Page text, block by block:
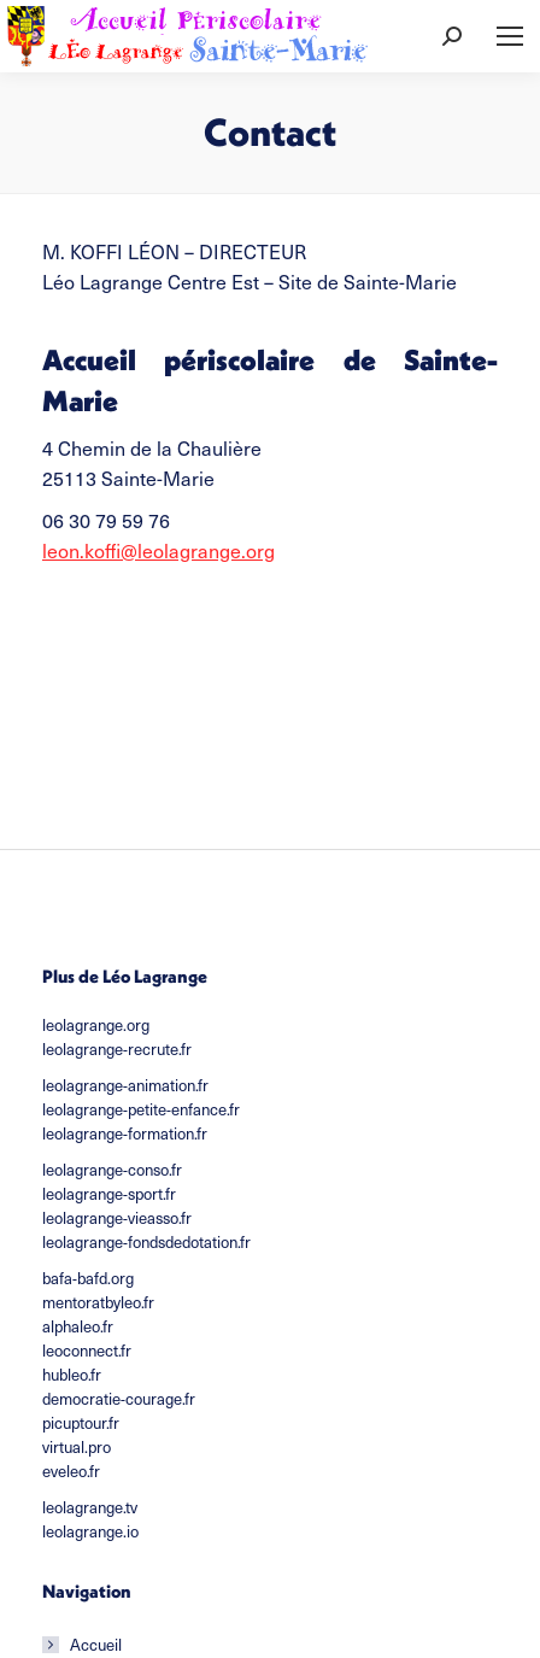
Recherche
Contact
M. KOFFI LÉON – DIRECTEUR
Léo Lagrange Centre Est – Site de Sainte-Marie
Accueil périscolaire de Sainte-
Marie
4 Chemin de la Chaulière
25113 Sainte-Marie
06 30 79 59 76
leon.koffi@leolagrange.org
Plus de Léo Lagrange
leolagrange.org
leolagrange-recrute.fr
leolagrange-animation.fr
leolagrange-petite-enfance.fr
leolagrange-formation.fr
leolagrange-conso.fr
leolagrange-sport.fr
leolagrange-vieasso.fr
leolagrange-fondsdedotation.fr
bafa-bafd.org
mentoratbyleo.fr
alphaleo.fr
leoconnect.fr
hubleo.fr
democratie-courage.fr
picuptour.fr
virtual.pro
eveleo.fr
leolagrange.tv
leolagrange.io
Navigation
Accueil